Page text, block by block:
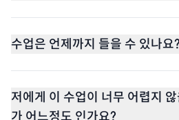
수업은 언제까지 들을 수 있나요?
저에게 이 수업이 너무 어렵지
가 어느정도 인가요?